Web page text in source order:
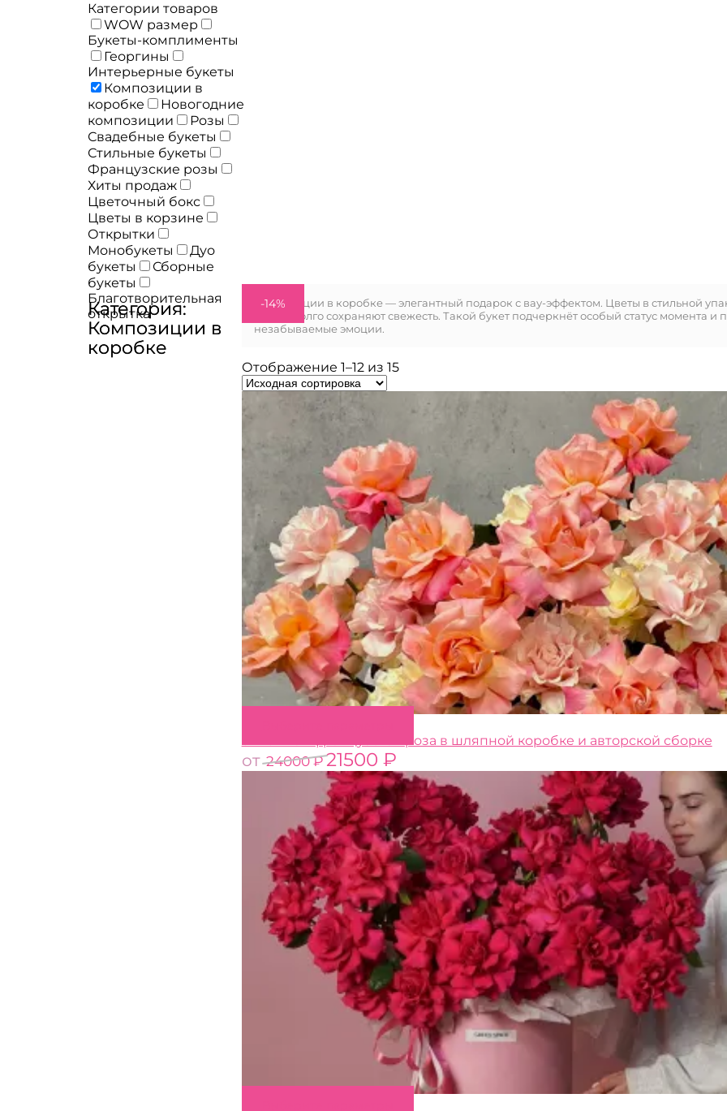
Категории товаров
WOW размер
Букеты-комплименты
Георгины
Интерьерные букеты
Композиции в
коробке
Новогодние
композиции
Розы
Свадебные букеты
Стильные букеты
Французские розы
Хиты продаж
Цветочный бокс
Цветы в корзине
Открытки
Монобукеты
Дуо
букеты
Сборные
букеты
Благотворительная
открытка
Категория:
Композиции в
коробке
Композиции в коробке — элегантный подарок с вау-эффектом. Цветы в стильной
вазы и долго сохраняют свежесть. Такой букет подчеркнёт особый статус момента и
незабываемые эмоции.
Отображение 1–12 из 15
товар
несколько
вариаций.
Опции
можно
выбрать
на
странице
товара.
-10%
51 нежная французская роза в шляпной коробке и авторской сборке
от24000₽21500₽
-9%
-11%
-12%
-9%
-14%
-4%
-8%
-10%
-4%
-5%
-14%